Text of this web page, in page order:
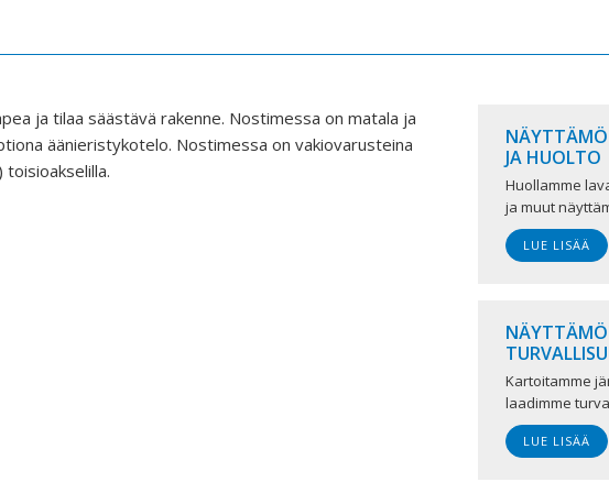
ja tilaa säästävä rakenne. Nostimessa on matala ja
äänieristykotelo. Nostimessa on vakiovarusteina
JA HUOLTO
Huollamme
ja muut
LUE LISÄÄ
Kartoitamme
laadimme
LUE LISÄÄ